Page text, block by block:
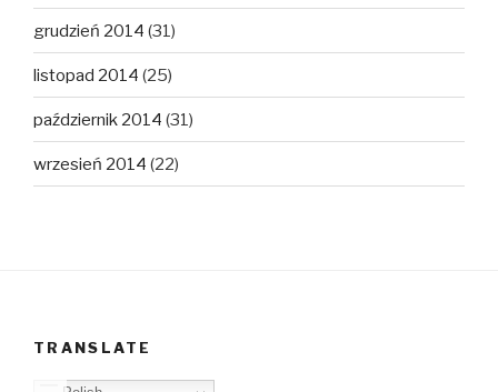
grudzień 2014 (31)
listopad 2014 (25)
październik 2014 (31)
wrzesień 2014 (22)
TRANSLATE